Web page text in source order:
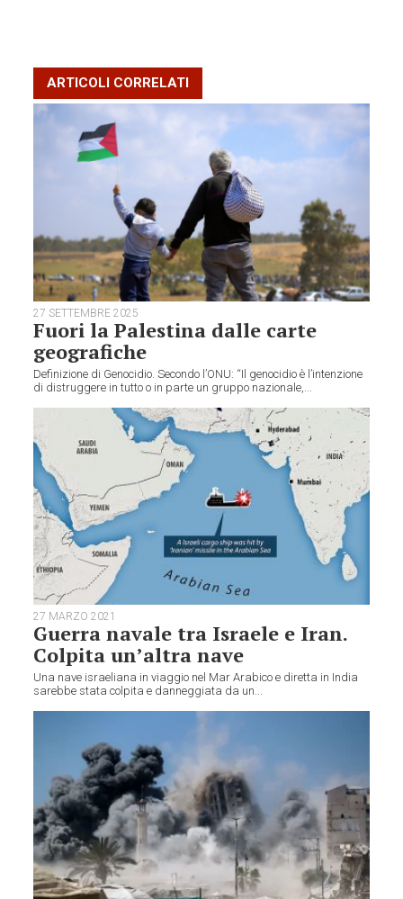
ARTICOLI CORRELATI
27 SETTEMBRE 2025
Fuori la Palestina dalle carte
geografiche
Definizione di Genocidio. Secondo l’ONU: “Il genocidio è l’intenzione
di distruggere in tutto o in parte un gruppo nazionale,...
27 MARZO 2021
Guerra navale tra Israele e Iran.
Colpita un’altra nave
Una nave israeliana in viaggio nel Mar Arabico e diretta in India
sarebbe stata colpita e danneggiata da un...